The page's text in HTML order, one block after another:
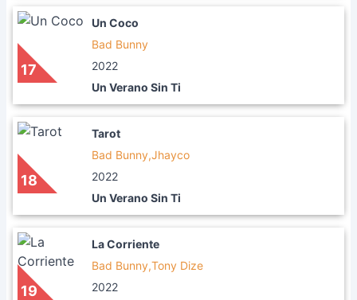
17
Un Coco
Bad Bunny
2022
Un Verano Sin Ti
18
Tarot
Bad Bunny,Jhayco
2022
Un Verano Sin Ti
19
La Corriente
Bad Bunny,Tony Dize
2022